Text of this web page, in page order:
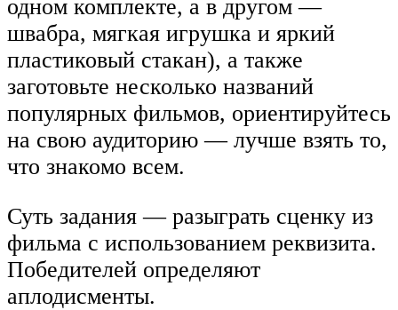
одном комплекте, а в другом —
швабра, мягкая игрушка и яркий
пластиковый стакан), а также
заготовьте несколько названий
популярных фильмов, ориентируйтесь
на свою аудиторию — лучше взять то,
что знакомо всем.
Суть задания — разыграть сценку из
фильма с использованием реквизита.
Победителей определяют
аплодисменты.